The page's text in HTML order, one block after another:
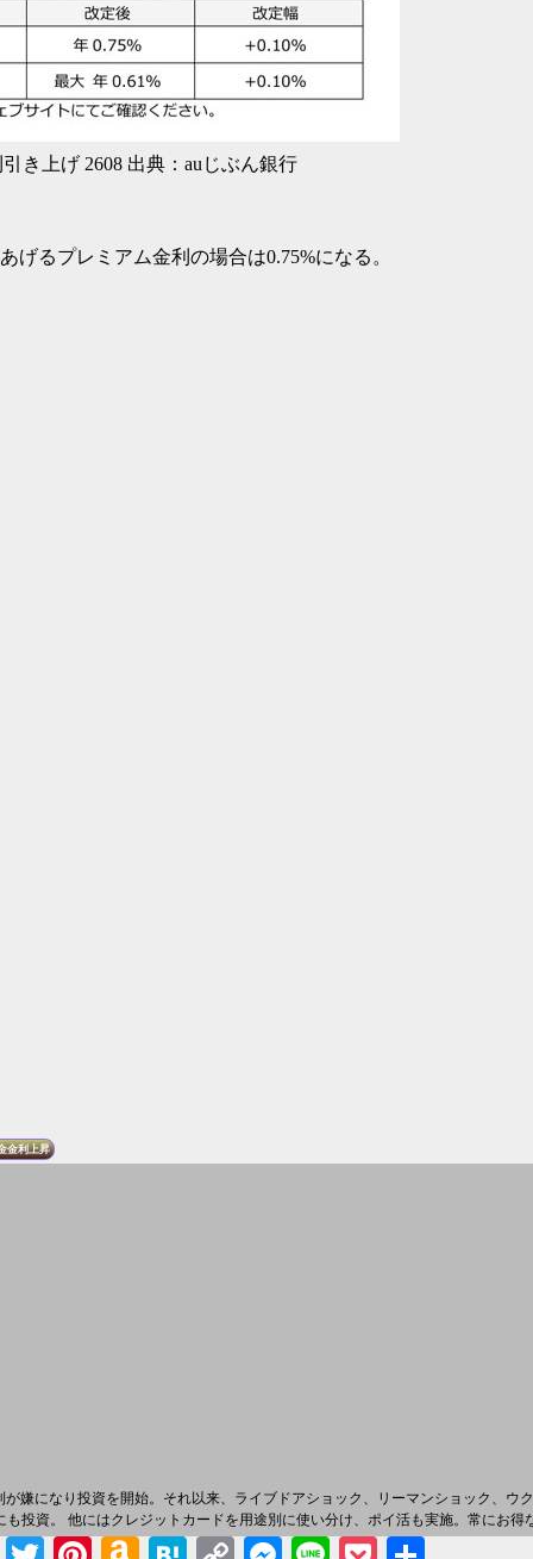
き上げ 2608 出典：auじぶん銀行
げるプレミアム金利の場合は0.75%になる。
金利上昇
嫌になり投資を開始。それ以来、ライブドアショック、リーマンショック、
投資。 他にはクレジットカードを用途別に使い分け、ポイ活も実施。常にお得